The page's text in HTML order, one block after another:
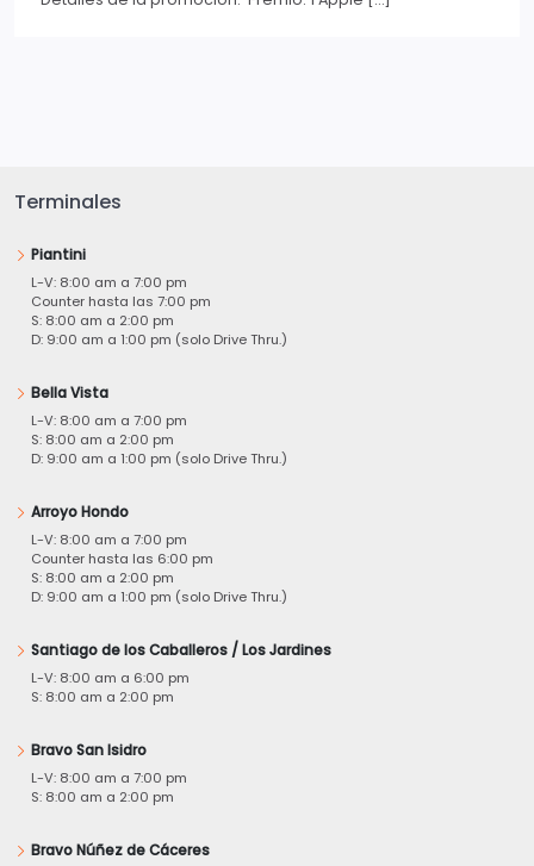
Terminales
Piantini
L-V: 8:00 am a 7:00 pm
Counter hasta las 7:00 pm
S: 8:00 am a 2:00 pm
D: 9:00 am a 1:00 pm (solo Drive Thru.)
Bella Vista
L-V: 8:00 am a 7:00 pm
S: 8:00 am a 2:00 pm
D: 9:00 am a 1:00 pm (solo Drive Thru.)
Arroyo Hondo
L-V: 8:00 am a 7:00 pm
Counter hasta las 6:00 pm
S: 8:00 am a 2:00 pm
D: 9:00 am a 1:00 pm (solo Drive Thru.)
Santiago de los Caballeros / Los Jardines
L-V: 8:00 am a 6:00 pm
S: 8:00 am a 2:00 pm
Bravo San Isidro
L-V: 8:00 am a 7:00 pm
S: 8:00 am a 2:00 pm
Bravo Núñez de Cáceres